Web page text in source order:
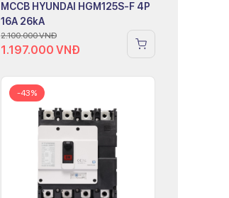
MCCB HYUNDAI HGM125S-F 4P
16A 26kA
2.100.000VNĐ
1.197.000 VNĐ
-43%